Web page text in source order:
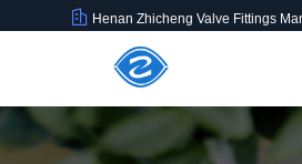
Henan Zhicheng Valve Fittings